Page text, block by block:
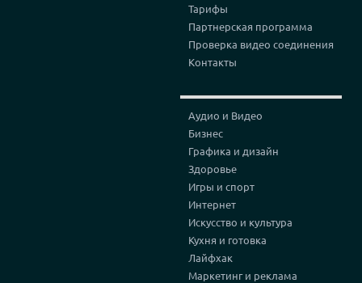
Тарифы
Партнерская программа
Проверка видео соединения
Контакты
Аудио и Видео
Бизнес
Графика и дизайн
Здоровье
Игры и спорт
Интернет
Искусство и культура
Кухня и готовка
Лайфхак
Маркетинг и реклама